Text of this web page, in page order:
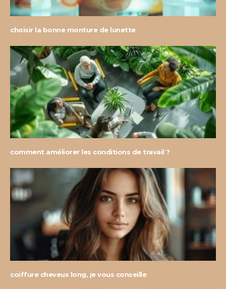
choisir la bonne monture de lunette
comment améliorer les conditions de travail ?
coiffure cheveux long, je vous conseille